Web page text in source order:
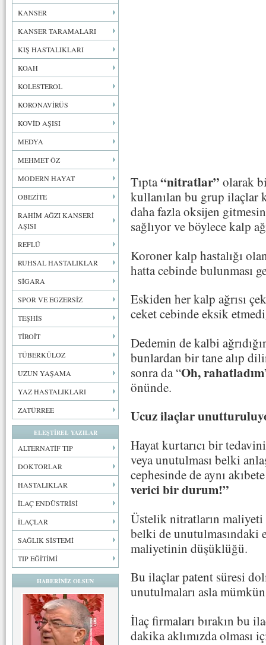
KANSER
KANSER TARAMALARI
KIŞ HASTALIKLARI
KOAH
KOLESTEROL
KORONAVİRÜS
KOVİD AŞISI
MEDYA
MEHMET ÖZ
MODERN HAYAT
OBEZİTE
RAHİM AĞZI KANSERİ
AŞISI
REFLÜ
RUHSAL HASTALIKLAR
SİGARA
SPOR VE EGZERSİZ
TEŞHİS
TİROİT
TÜBERKÜLOZ
UZUN YAŞAMA
YAZ HASTALIKLARI
ZATÜRREE
ELEŞTİREL YAZILAR
ALTERNATİF TIP
DOKTORLAR
HASTALIKLAR
İLAÇ ENDÜSTRİSİ
İLAÇLAR
SAĞLIK SİSTEMİ
TIP EĞİTİMİ
HABERİNİZ OLSUN
Tıpta“nitratlar” olarak
kullanılan bu grup ilaçlar
daha fazla oksijen
sağlıyor ve böylece kalp
Koroner kalp hastalığı
hatta cebinde bulunması
Eskiden her kalp ağrısı
ceket cebinde eksik
Dedemin de kalbi
bunlardan bir tane alıp
sonra da “Oh, rahatladım
önünde.
Ucuz ilaçlar
Hayat kurtarıcı bir
veya unutulması belki
cephesinde de aynı
verici bir durum!”
Üstelik nitratların
belki de unutulmasındaki
maliyetinin düşüklüğü.
Bu ilaçlar patent süresi
unutulmaları asla
İlaç firmaları bırakın bu
dakika aklımızda olması